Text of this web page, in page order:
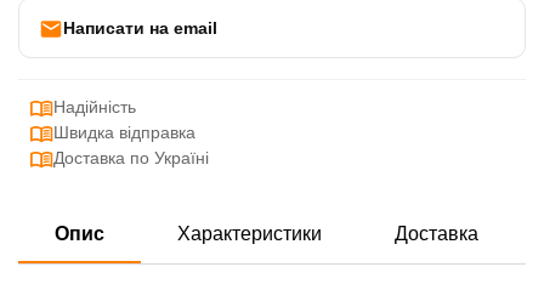
Написати на email
Надійність
Швидка відправка
Доставка по Україні
Опис Характеристики Доставка